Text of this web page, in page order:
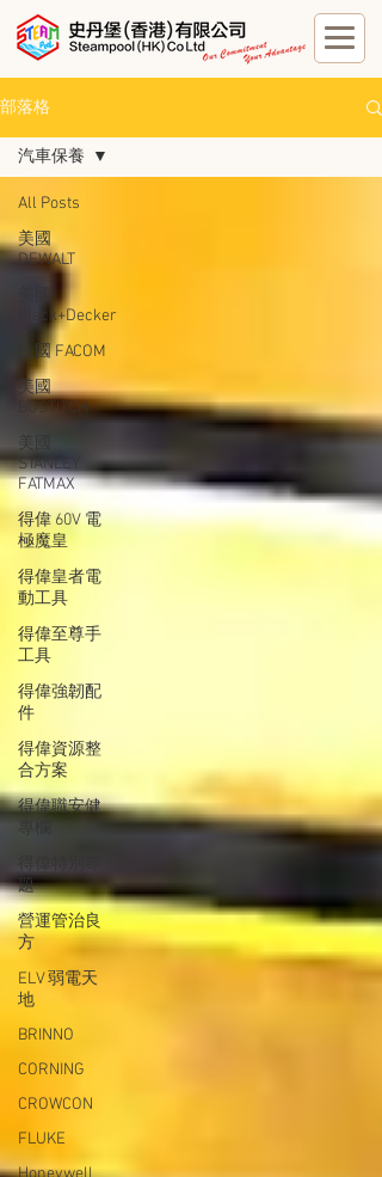
部落格
All Posts
美國
DEWALT
Black+Decker
法國 FACOM
美國
BOSTITCH
美國
STANLEY
FATMAX
得偉 60V 電
極魔皇
得偉皇者電
動工具
得偉至尊手
工具
得偉強韌配
件
得偉資源整
合方案
得偉職安健
題
營運管治良
方
ELV 弱電天
地
BRINNO
CORNING
CROWCON
FLUKE
汽車保養